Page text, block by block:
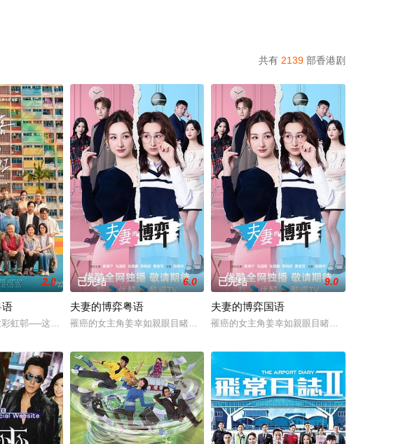
共有 2139 部香港剧
自己的愛，非份
，過份貪圖金錢與權勢、追求不屬於自己的愛，非份
2.0
语
虹邨──这条超过60年的名牌屋邨，满载香港情怀，是几代人的成长与回忆。剧集以
已完结 6.0
夫妻的博弈粤语
罹癌的女主角姜幸如親眼目睹老公和她唯一的閨蜜的姦情，慘遭兩人狠下毒手。
已完结 9.0
夫妻的博弈国语
罹癌的女主角姜幸如親眼目睹老公和她唯一